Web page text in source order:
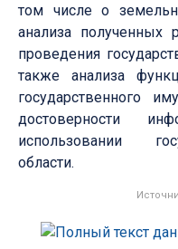
том числе о
анализа
проведения
также анализа
государственного
достоверности
использовании
области.